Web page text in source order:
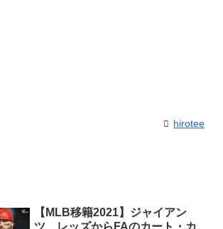
hirotee
【MLB移籍2021】ジャイアン
ツ、レッズからFAのカート・カ